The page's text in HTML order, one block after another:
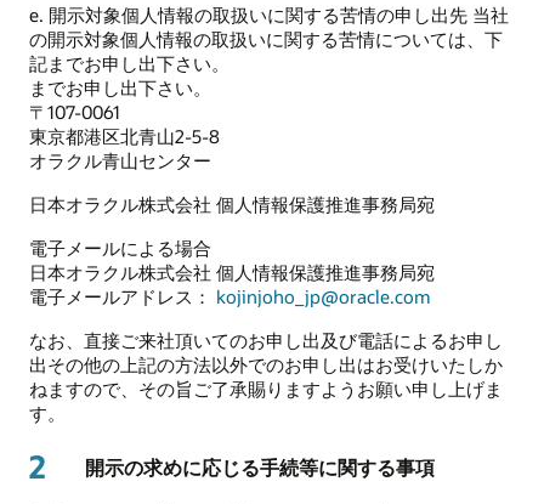
e. 開示対象個人情報の取扱いに関する苦情の申し出先 当社
の開示対象個人情報の取扱いに関する苦情については、下
記までお申し出下さい。
までお申し出下さい。
〒107-0061
東京都港区北青山2-5-8
オラクル青山センター
日本オラクル株式会社 個人情報保護推進事務局宛
電子メールによる場合
日本オラクル株式会社 個人情報保護推進事務局宛
電子メールアドレス： kojinjoho_jp@oracle.com
なお、直接ご来社頂いてのお申し出及び電話によるお申し
出その他の上記の方法以外でのお申し出はお受けいたしか
ねますので、その旨ご了承賜りますようお願い申し上げま
す。
2 開示の求めに応じる手続等に関する事項